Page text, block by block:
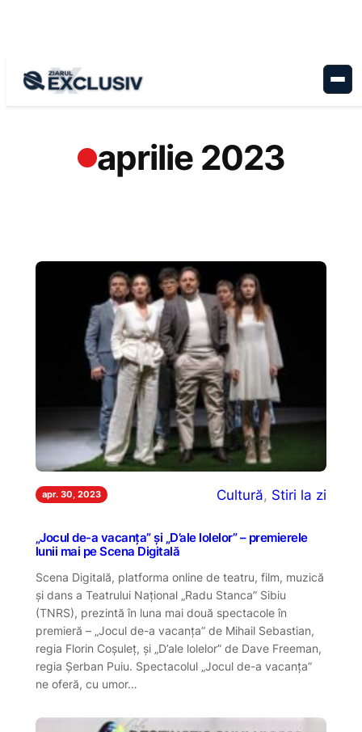
aprilie 2023
apr. 30, 2023 Cultură, Stiri la zi
„Jocul de-a vacanța” și „D’ale lolelor” – premierele
lunii mai pe Scena Digitală
Scena Digitală, platforma online de teatru, film, muzică
și dans a Teatrului Național „Radu Stanca” Sibiu
(TNRS), prezintă în luna mai două spectacole în
premieră – „Jocul de-a vacanța” de Mihail Sebastian,
regia Florin Coşuleţ, și „D’ale lolelor” de Dave Freeman,
regia Șerban Puiu. Spectacolul „Jocul de-a vacanța”
ne oferă, cu umor…